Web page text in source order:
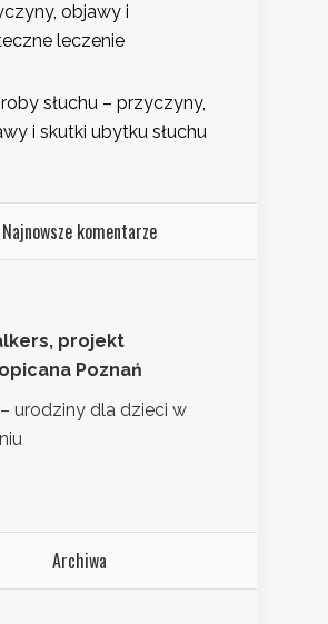
objawy i
leczenie
słuchu – przyczyny,
i skutki ubytku słuchu
Najnowsze komentarze
projekt
Poznań
urodziny dla dzieci w
Archiwa